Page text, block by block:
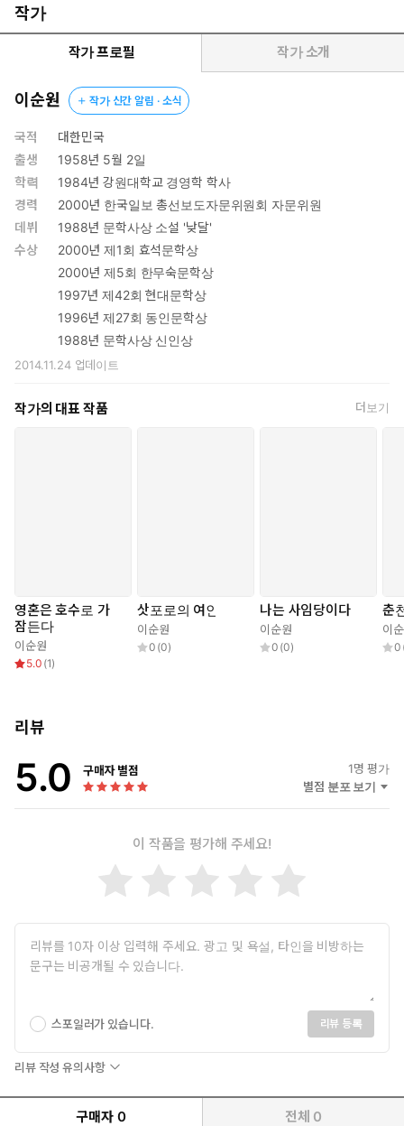
선택한 소재들과 그것을 다루는 방식의 대담함에 놀라고, 다음
으로는 한국 자본주의 사회의 부패와 타락을 규탄하는 작가의
행간에서 미처 갈무리되지 못한 날선 혐오감과 분노를 발견하며
대한민국 스토리DNA 열여덟 번째로 출간되는 이번 시리즈에는
『압구정동엔 비상구가 없다』와 함께 작가 이순원이 직접 선정
한 단편 「푸른 모래의 시간」(제1회 남촌문학상 수상)을 수록했
다.
작가
작가 프로필 작가 소개
이순원 작가 신간 알림 · 소식
국적
대한민국
출생
1958년 5월 2일
학력
1984년 강원대학교 경영학 학사
경력
2000년 한국일보 총선보도자문위원회 자문위원
데뷔
1988년 문학사상 소설 '낮달'
수상
2000년 제1회 효석문학상
2000년 제5회 한무숙문학상
1997년 제42회 현대문학상
1996년 제27회 동인문학상
1988년 문학사상 신인상
2014.11.24업데이트
작가의 대표 작품 더보기
영혼은 호수로 가
잠든다
이순원
5.0 (1)
삿포로의 여인
이순원
0 (0)
나는 사임당이다
이순원
0 (0)
춘
이
0
리뷰
5.0 구매자 별점 1명 평가
별점 분포 보기
이 작품을 평가해 주세요!
스포일러가 있습니다. 리뷰 등록
리뷰 작성 유의사항
구매자 0 전체 0